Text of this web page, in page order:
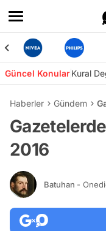
Güncel KonularKural
Haberler Gündem
2016
Batuhan -